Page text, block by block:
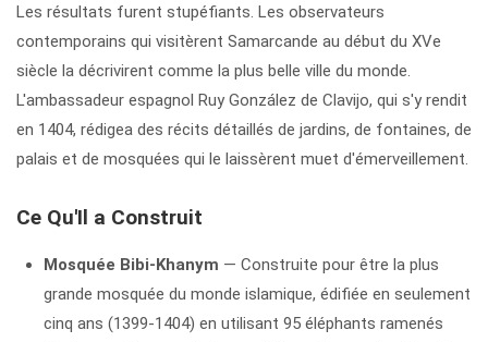
Les résultats furent stupéfiants. Les observateurs
contemporains qui visitèrent Samarcande au début du XVe
siècle la décrivirent comme la plus belle ville du monde.
L'ambassadeur espagnol Ruy González de Clavijo, qui s'y rendit
en 1404, rédigea des récits détaillés de jardins, de fontaines, de
palais et de mosquées qui le laissèrent muet d'émerveillement.
Ce Qu'Il a Construit
Mosquée Bibi-Khanym — Construite pour être la plus
grande mosquée du monde islamique, édifiée en seulement
cinq ans (1399-1404) en utilisant 95 éléphants ramenés